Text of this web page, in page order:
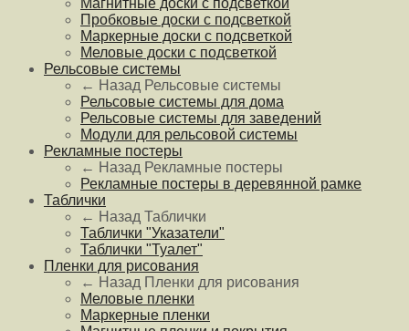
Пробковые доски с подсветкой
Маркерные доски с подсветкой
Меловые доски с подсветкой
Рельсовые системы
← Назад Рельсовые системы
Рельсовые системы для дома
Рельсовые системы для заведений
Модули для рельсовой системы
Рекламные постеры
← Назад Рекламные постеры
Рекламные постеры в деревянной рамке
Таблички
← Назад Таблички
Таблички "Указатели"
Таблички "Туалет"
Пленки для рисования
← Назад Пленки для рисования
Меловые пленки
Маркерные пленки